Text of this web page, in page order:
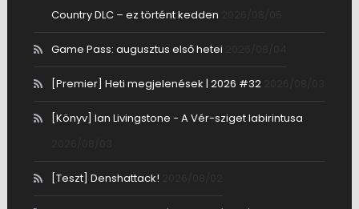
Country DLC – ez történt kedden
Game Pass: augusztus első hetei
[Premier] Heti megjelenések | 2026 #32
[Könyv] Ian Livingstone - A Vér-sziget labirintusa
[Teszt] Denshattack!